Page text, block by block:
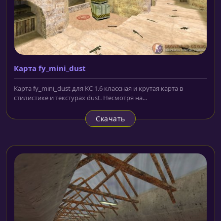
Карта fy_mini_dust
Карта fy_mini_dust для КС 1.6 классная и крутая карта в
стилистике и текстурах dust. Несмотря на...
Скачать